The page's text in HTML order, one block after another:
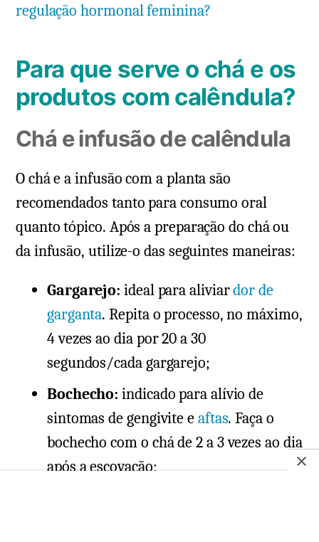
regulação hormonal feminina?
Para que serve o chá e os
produtos com calêndula?
Chá e infusão de calêndula
O chá e a infusão com a planta são
recomendados tanto para consumo oral
quanto tópico. Após a preparação do chá ou
da infusão, utilize-o das seguintes maneiras:
Gargarejo: ideal para aliviardor de
garganta. Repita o processo, no máximo,
4 vezes ao dia por 20 a 30
segundos/cada gargarejo;
Bochecho:indicado para alívio de
sintomas de gengivite eaftas. Faça o
bochecho com o chá de 2 a 3 vezes ao dia
após a escovação;